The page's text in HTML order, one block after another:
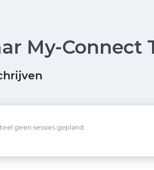
My-Connect
geen sessies gepland.